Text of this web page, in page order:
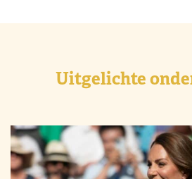
Uitgelichte